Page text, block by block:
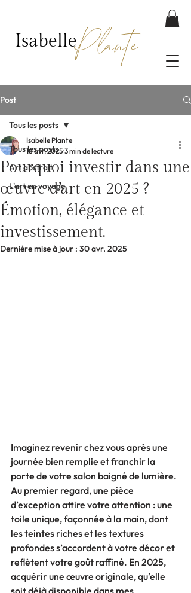
Plante
Isabelle
Post
Tous les posts
Art abstrait
L'art en voyage
Tous les posts
Pourquoi investir dans une
œuvre d’art en 2025 ?
Émotion, élégance et
investissement.
Isabelle Plante
18 avr. 2025 3 min de lecture
Dernière mise à jour : 30 avr. 2025
Imaginez revenir chez vous après une
journée bien remplie et franchir la
porte de votre salon baigné de lumière.
Au premier regard, une pièce
d’exception attire votre attention : une
toile unique, façonnée à la main, dont
les teintes riches et les textures
profondes s’accordent à votre décor et
reflètent votre goût raffiné. En 2025,
acquérir une œuvre originale, qu’elle
soit déjà disponible dans mes